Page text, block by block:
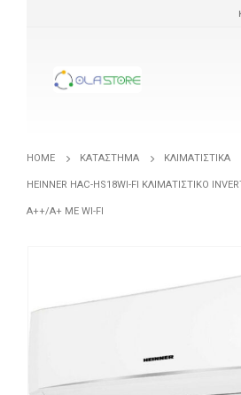
HOME ΚΑΤΆΣΤΗΜΑ ΚΛΙΜΑΤΙΣΤΙΚΆ
HEINNER HAC-HS18WI-FI ΚΛΙΜΑΤΙΣΤΙΚΌ
A++/A+ ΜΕ WI-FI